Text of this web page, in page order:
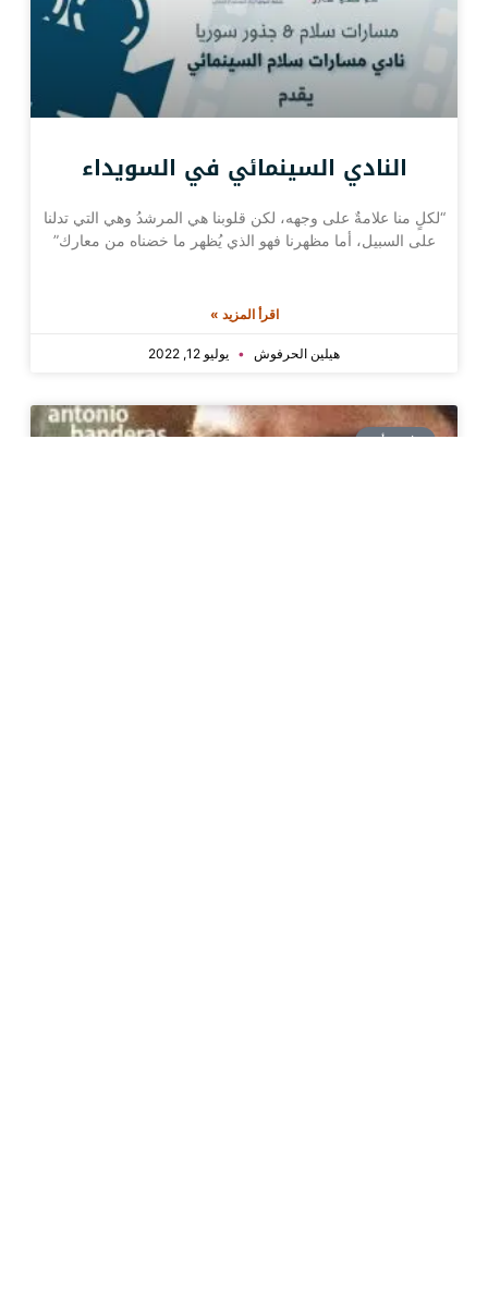
النادي السينمائي في السويداء
“لكلٍ منا علامةٌ على وجهه، لكن قلوبنا هي المرشدُ وهي التي تدلنا
على السبيل، أما مظهرنا فهو الذي يُظهر ما خضناه من معارك”
اقرأ المزيد »
هيلين الحرفوش يوليو 12, 2022
زاوية رأي